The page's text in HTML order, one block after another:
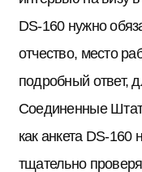
DS-160 нужно
отчество, место
подробный ответ,
Соединенные
как анкета DS-
тщательно